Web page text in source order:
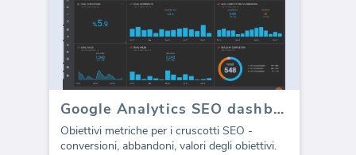
Google Analytics SEO dashboard - Obiettivi
Obiettivi metriche per i cruscotti SEO -
conversioni, abbandoni, valori degli obiettivi.